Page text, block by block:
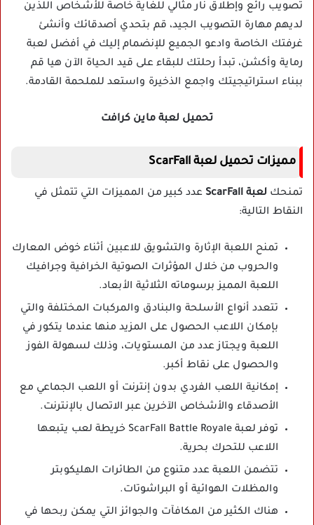
تصويب رائع وإطلاق نار مثالي للغاية خاصة للأشخاص اللذين
لديهم مهارة التصويب الجيد، قم بتحدي أصدقائك وأنشئ
غرفتك الخاصة وادعو الجميع للإنضمام إليك في أفضل لعبة
رماية وأكشن، تبدأ رحلتك للبقاء على قيد الحياة الآن هيا قم
ببناء استراتيجيتك واجمع الذخيرة واستعد للملحمة القادمة.
تحميل لعبة ماين كرافت
مميزات تحميل لعبة ScarFall
تمنحك لعبة ScarFall
عدد كبير من المميزات التي تتمثل في
النقاط التالية:
تمنح اللعبة الإثارة والتشويق للاعبين أثناء خوض المعارك
والحروب من خلال المؤثرات الصوتية الخرافية وجرافيك
اللعبة المميز برسوماته الثلاثية الأبعاد.
تتعدد أنواع الأسلحة والبنادق والمركبات المختلفة والتي
بإمكان اللاعب الحصول على المزيد منها عندما يتكور في
اللعبة ويجتاز عدد من المستويات، وذلك لسهولة الفوز
والحصول على نقاط أكبر.
إمكانية اللعب الفردي بدون إنترنت أو اللعب الجماعي مع
الأصدقاء والأشخاص الآخرين عبر الاتصال بالإنترنت.
توفر لعبة ScarFall Battle Royale خريطة لعب يتبعها
اللاعب للتحرك بحرية.
تتضمن اللعبة عدد متنوع من الطائرات الهليكوبتر
والمظلات الهوائية أو البراشوتات.
هناك الكثير من المكافآت والجوائز التي يمكن ربحها في